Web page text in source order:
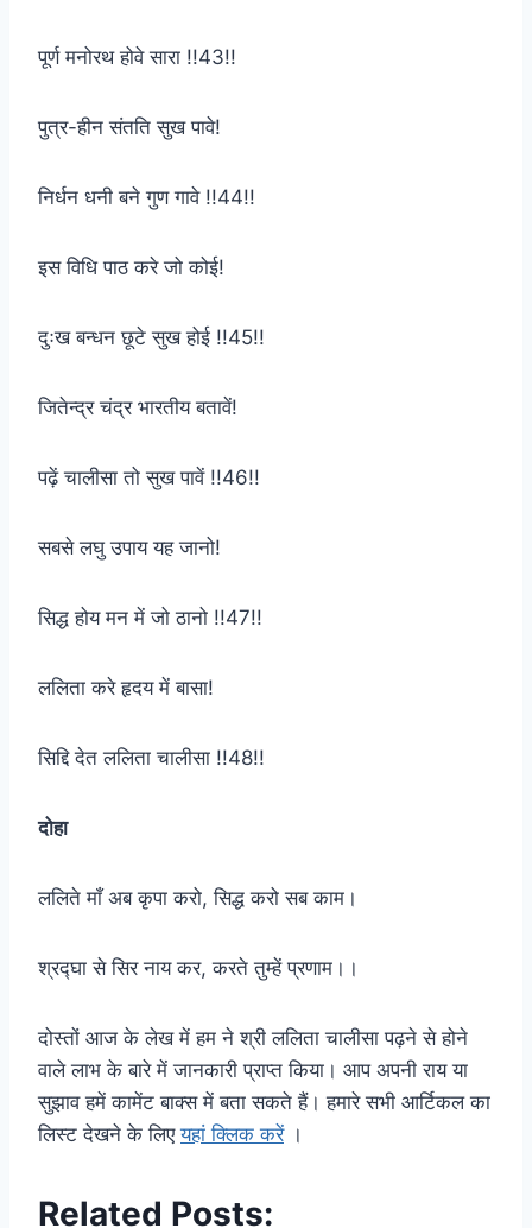
पूर्ण मनोरथ होवे सारा !!43!!
पुत्र-हीन संतति सुख पावे!
निर्धन धनी बने गुण गावे !!44!!
इस विधि पाठ करे जो कोई!
दुःख बन्धन छूटे सुख होई !!45!!
जितेन्द्र चंद्र भारतीय बतावें!
पढ़ें चालीसा तो सुख पावें !!46!!
सबसे लघु उपाय यह जानो!
सिद्ध होय मन में जो ठानो !!47!!
ललिता करे हृदय में बासा!
सिद्दि देत ललिता चालीसा !!48!!
दोहा
ललिते माँ अब कृपा करो, सिद्ध करो सब काम।
श्रद्घा से सिर नाय कर, करते तुम्हें प्रणाम।।
दोस्तों आज के लेख में हम ने श्री ललिता चालीसा पढ़ने से होने
वाले लाभ के बारे में जानकारी प्राप्त किया। आप अपनी राय या
सुझाव हमें कामेंट बाक्स में बता सकते हैं। हमारे सभी आर्टिकल का
लिस्ट देखने के लिएयहां क्लिक करें।
Related Posts: